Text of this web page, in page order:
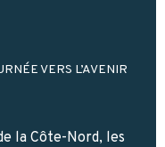
VERS L’AVENIR
la Côte-Nord, les